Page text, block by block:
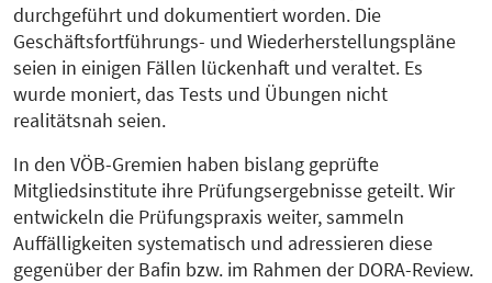
durchgeführt und dokumentiert worden. Die
Geschäftsfortführungs- und Wiederherstellungspläne
seien in einigen Fällen lückenhaft und veraltet. Es
wurde moniert, das Tests und Übungen nicht
realitätsnah seien.
In den VÖB-Gremien haben bislang geprüfte
Mitgliedsinstitute ihre Prüfungsergebnisse geteilt. Wir
entwickeln die Prüfungspraxis weiter, sammeln
Auffälligkeiten systematisch und adressieren diese
gegenüber der Bafin bzw. im Rahmen der DORA-Review.